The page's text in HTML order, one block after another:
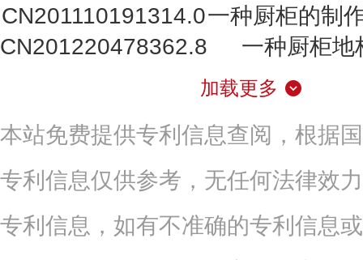
CN201110191314.0一种厨柜的制
CN201220478362.8
一种厨柜地
加载更多
本站免费提供专利信息查阅，根据
专利信息仅供参考，无任何法律效
专利信息，如有不准确的专利信息